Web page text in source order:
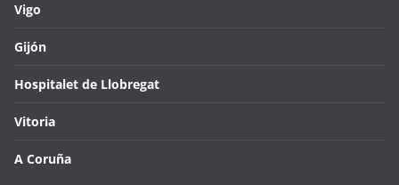
Vigo
Gijón
Hospitalet de Llobregat
Vitoria
A Coruña